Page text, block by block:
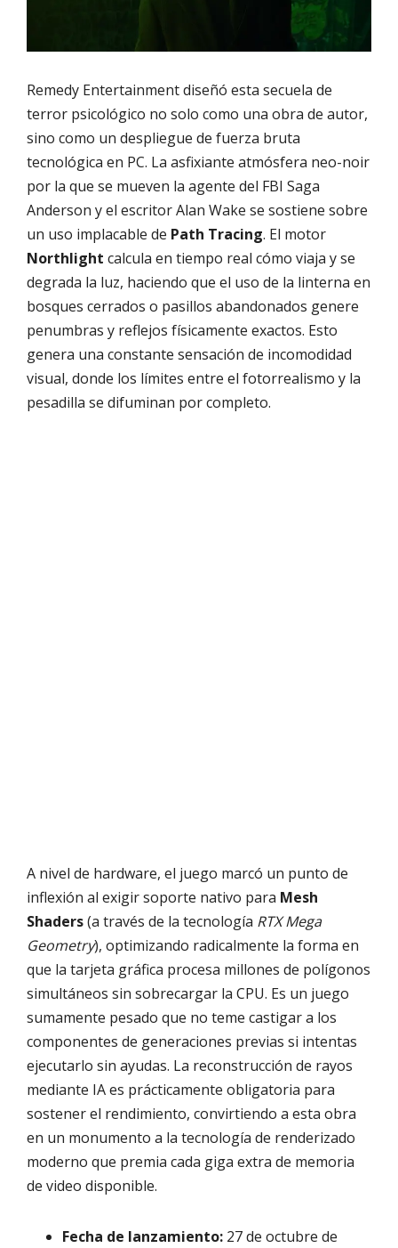
Remedy Entertainment diseñó esta secuela de
terror psicológico no solo como una obra de autor,
sino como un despliegue de fuerza bruta
tecnológica en PC. La asfixiante atmósfera neo-noir
por la que se mueven la agente del FBI Saga
Anderson y el escritor Alan Wake se sostiene sobre
un uso implacable de Path Tracing. El motor
Northlight calcula en tiempo real cómo viaja y se
degrada la luz, haciendo que el uso de la linterna en
bosques cerrados o pasillos abandonados genere
penumbras y reflejos físicamente exactos. Esto
genera una constante sensación de incomodidad
visual, donde los límites entre el fotorrealismo y la
pesadilla se difuminan por completo.
A nivel de hardware, el juego marcó un punto de
inflexión al exigir soporte nativo para Mesh
Shaders(a través de la tecnología RTX Mega
Geometry), optimizando radicalmente la forma en
que la tarjeta gráfica procesa millones de polígonos
simultáneos sin sobrecargar la CPU. Es un juego
sumamente pesado que no teme castigar a los
componentes de generaciones previas si intentas
ejecutarlo sin ayudas. La reconstrucción de rayos
mediante IA es prácticamente obligatoria para
sostener el rendimiento, convirtiendo a esta obra
en un monumento a la tecnología de renderizado
moderno que premia cada giga extra de memoria
de video disponible.
Fecha de lanzamiento: 27 de octubre de